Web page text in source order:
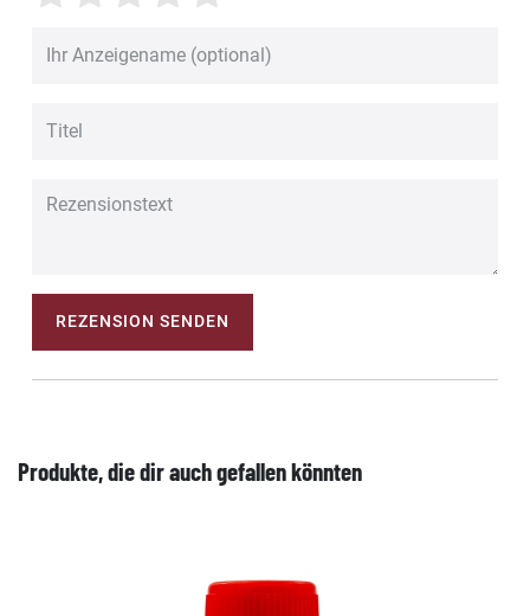
REZENSION SENDEN
Produkte, die dir auch gefallen könnten